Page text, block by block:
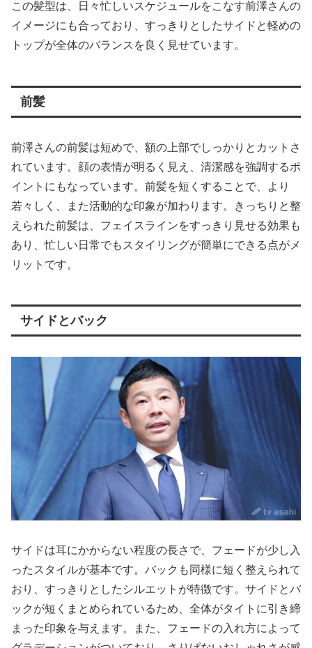
この髪型は、日々忙しいスケジュールをこなす前澤さんの
イメージにも合っており、すっきりとしたサイドと軽めの
トップが全体のバランスを良く見せています。
前髪
前澤さんの前髪は短めで、額の上部でしっかりとカットさ
れています。顔の表情が明るく見え、清潔感を強調するポ
イントにもなっています。前髪を短くすることで、より
若々しく、また活動的な印象が加わります。きっちりと整
えられた前髪は、フェイスラインをすっきり見せる効果も
あり、忙しい日常でもスタイリングが簡単にできる点がメ
リットです。
サイドとバック
サイドは耳にかからない程度の長さで、フェードが少し入
ったスタイルが基本です。バックも同様に短く整えられて
おり、すっきりとしたシルエットが特徴です。サイドとバ
ックが短くまとめられているため、全体がタイトに引き締
まった印象を与えます。また、フェードの入れ方によって